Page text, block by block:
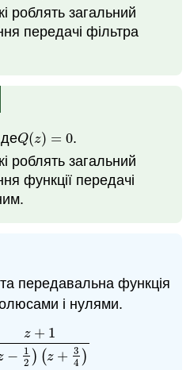
роблять загальний
передачі фільтра
деQ(z) = 0
Q(z)=0
.
роблять загальний
функції передачі
передавальна функція
і нулями.
z + 1
− 1
2 ) (z + 3
4 )
(z−12)(z+34)